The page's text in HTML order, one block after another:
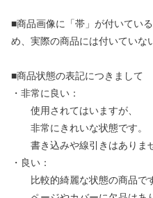
■商品画像に「帯」が付いてい
め、実際の商品には付いていな
■商品状態の表記につきまして
・非常に良い：
使用されてはいますが、
非常にきれいな状態です。
書き込みや線引きはありませ
・良い：
比較的綺麗な状態の商品です